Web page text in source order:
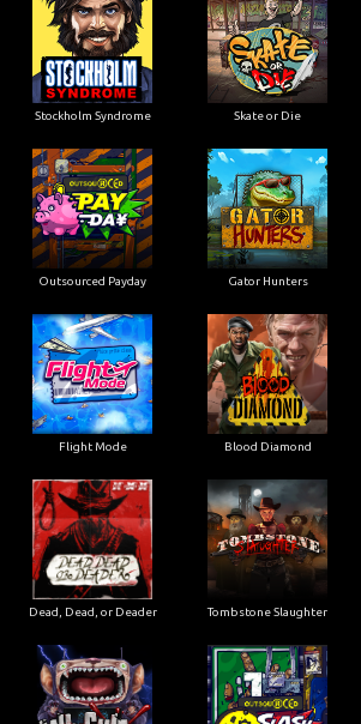
Stockholm Syndrome Skate or Die
Outsourced Payday Gator Hunters
Flight Mode Blood Diamond
Dead, Dead, or Deader Tombstone Slaughter